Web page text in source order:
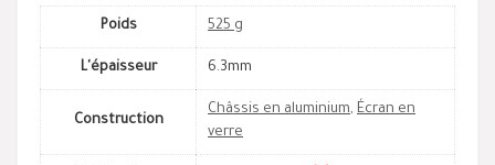
Poids 525 g
L'épaisseur 6.3mm
Construction
Châssis en aluminium, Écran en
verre